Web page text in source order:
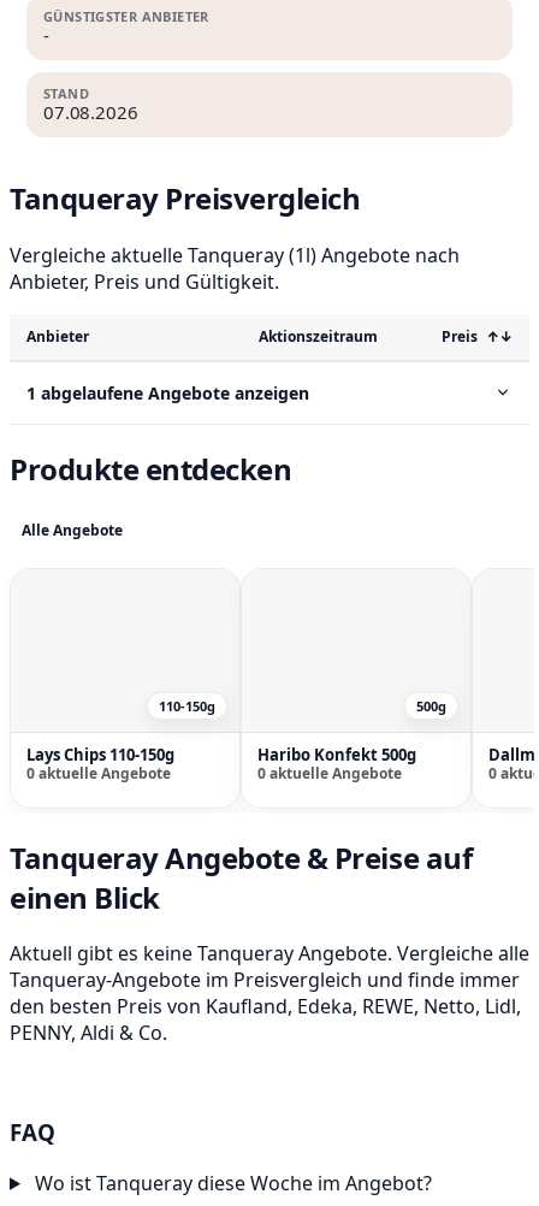
GÜNSTIGSTER ANBIETER
-
STAND
07.08.2026
Tanqueray Preisvergleich
Vergleiche aktuelle Tanqueray (1l) Angebote nach
Anbieter, Preis und Gültigkeit.
Anbieter Aktionszeitraum Preis ↑↓
1 abgelaufene Angebote anzeigen
Produkte entdecken
Alle Angebote
110-150g
Lays Chips 110-150g
0 aktuelle Angebote
500g
Haribo Konfekt 500g
0 aktuelle Angebote 0
Tanqueray Angebote & Preise auf
einen Blick
Aktuell gibt es keine Tanqueray Angebote. Vergleiche alle
Tanqueray-Angebote im Preisvergleich und finde immer
den besten Preis von Kaufland, Edeka, REWE, Netto, Lidl,
PENNY, Aldi & Co.
FAQ
Wo ist Tanqueray diese Woche im Angebot?